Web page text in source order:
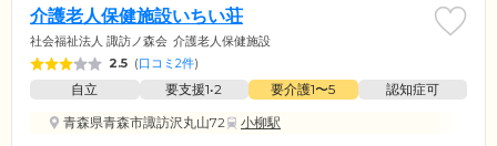
介護老人保健施設いちい荘
社会福祉法人 諏訪ノ森会 介護老人保健施設
2.5 (口コミ2件)
自立 要支援1•2 要介護1〜5
認知症可
青森県青森市諏訪沢丸山72
小柳駅